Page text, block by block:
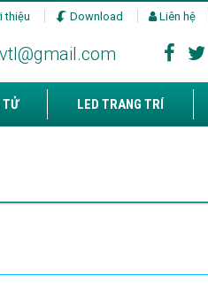
thiệu Download Liên hệ
TỬ LED TRANG TRÍ